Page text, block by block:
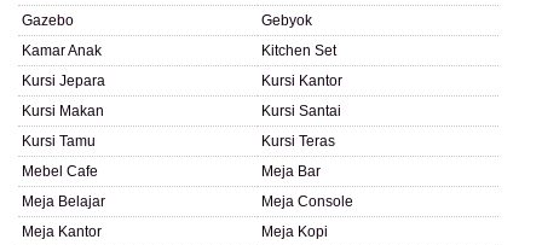
Gazebo
Gebyok
Kamar Anak
Kitchen Set
Kursi Jepara
Kursi Kantor
Kursi Makan
Kursi Santai
Kursi Tamu
Kursi Teras
Mebel Cafe
Meja Bar
Meja Belajar
Meja Console
Meja Kantor
Meja Kopi